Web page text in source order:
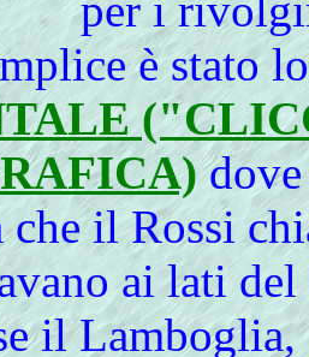
è stato
dove
che il Rossi
ai lati
il